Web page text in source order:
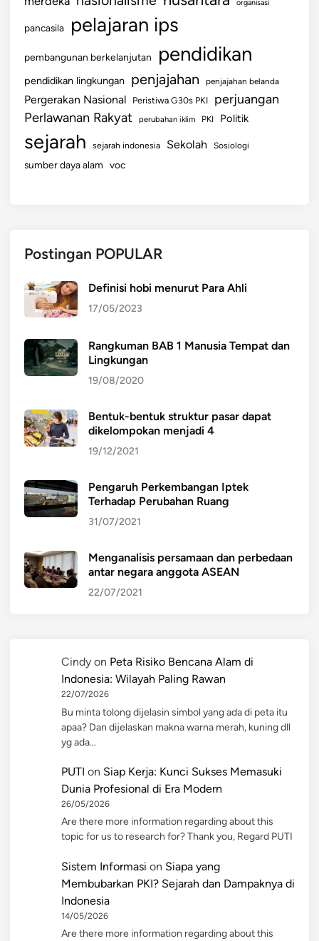
a
organisasi
pancasila pelajaran ips
pembangunan berkelanjutan pendidikan
pendidikan lingkungan penjajahan penjajahan belanda
Pergerakan Nasional Peristiwa G30s PKI perjuangan
Perlawanan Rakyat perubahan iklim PKI Politik
sejarah sejarah indonesia Sekolah Sosiologi
sumber daya alam voc
Postingan POPULAR
Definisi hobi menurut Para Ahli
17/05/2023
Rangkuman BAB 1 Manusia Tempat dan
Lingkungan
19/08/2020
Bentuk-bentuk struktur pasar dapat
dikelompokan menjadi 4
19/12/2021
Pengaruh Perkembangan Iptek
Terhadap Perubahan Ruang
31/07/2021
Menganalisis persamaan dan perbedaan
antar negara anggota ASEAN
22/07/2021
Cindy on Peta Risiko Bencana Alam di
Indonesia: Wilayah Paling Rawan
22/07/2026
Bu minta tolong dijelasin simbol yang ada di peta itu
apaa? Dan dijelaskan makna warna merah, kuning dll
yg ada…
PUTI on Siap Kerja: Kunci Sukses Memasuki
Dunia Profesional di Era Modern
26/05/2026
Are there more information regarding about this
topic for us to research for? Thank you, Regard PUTI
Sistem Informasi on Siapa yang
Membubarkan PKI? Sejarah dan Dampaknya di
Indonesia
14/05/2026
Are there more information regarding about this